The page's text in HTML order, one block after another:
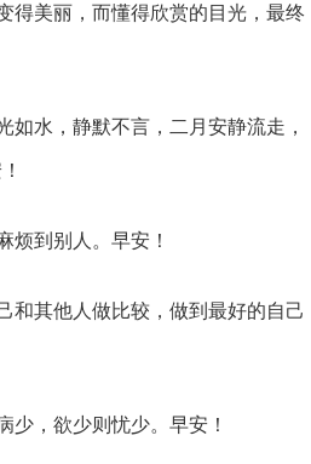
得美丽，而懂得欣赏的目光，最终
水，静默不言，二月安静流走，
烦到别人。早安！
和其他人做比较，做到最好的自己
，欲少则忧少。早安！